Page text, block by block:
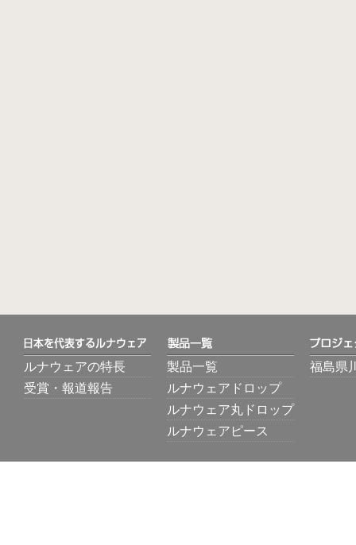
ルナウェアの特長
受賞・報道報告
製品一覧
ルナウェアドロップ
ルナウェア丸ドロップ
ルナウェアピース
福島県